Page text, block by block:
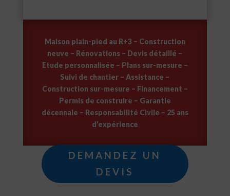
Maison plain-pied au R+3 – Construction
neuve – Rénovations – Devis détaillé –
Etude personnalisée – Plans sur-mesure –
Suivi de chantier – Assistance –
Construction sur-mesure – Financement –
Permis de construire – Garantie
décennale – Responsabilité Civile – 25 ans
d’expérience
DEMANDEZ UN
DEVIS